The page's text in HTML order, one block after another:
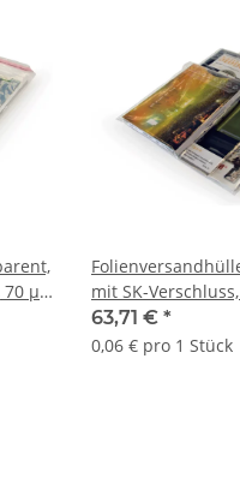
70 µ
x
mit SK-
310 mm (Offene
1000 Stk.
63,71 € *
0,06 € pro 1 Stück